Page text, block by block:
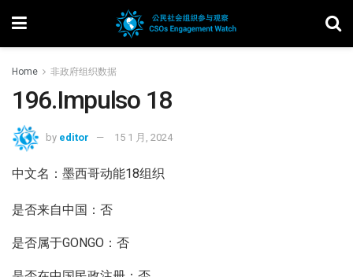
Home 非政府组织数据
196.Impulso 18
by editor 15 1 月, 2024
中文名：墨西哥动能18组织
是否来自中国：否
是否属于GONGO：否